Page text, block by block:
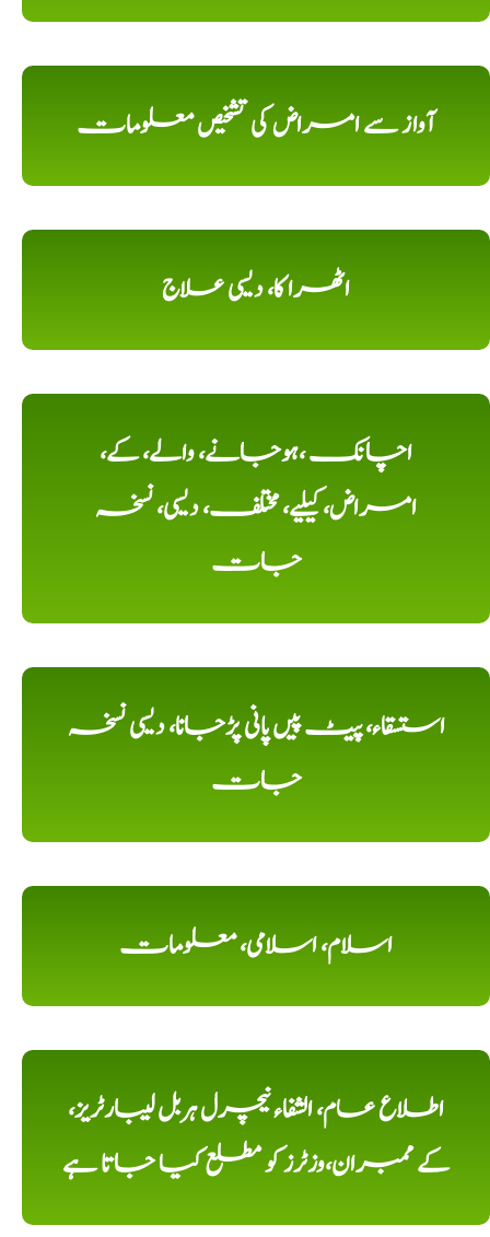
آواز سے امراض کی تشخیص معلومات
اٹھرا کا، دیسی علاج
اچانک ،ہوجانے، والے، کے،
امراض، کیلیے، مختلف، دیسی، نسخہ
جات
استسقاء، پیٹ پیں پانی پڑجانا، دیسی نسخہ
جات
اسلام، اسلامی، معلومات
اطلاع عام، الشفاء نیچرل ہربل لیبارٹریز،
کے ممبران،وزٹرز کو مطلع کیا جاتا ہے